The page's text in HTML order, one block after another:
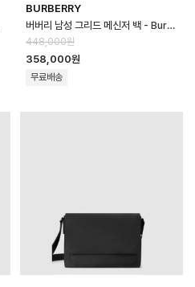
BURBERRY
버버리 남성 그리드 메신저 백 - Burberry Mens Grid Messenger Ba…
448,000원
358,000원
무료배송